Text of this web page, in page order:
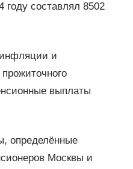
году составлял 8502
и
выплаты
определённые
Москвы и